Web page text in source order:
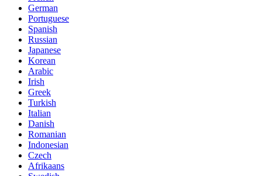
German
Portuguese
Spanish
Russian
Japanese
Korean
Arabic
Irish
Greek
Turkish
Italian
Danish
Romanian
Indonesian
Czech
Afrikaans